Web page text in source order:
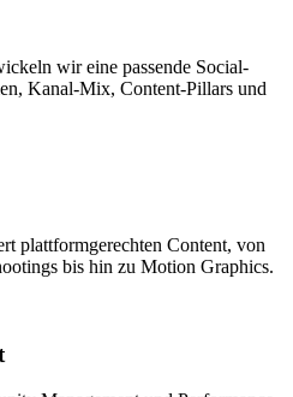
wir eine passende Social-
Kanal-Mix, Content-Pillars und
plattformgerechten Content, von
bis hin zu Motion Graphics.